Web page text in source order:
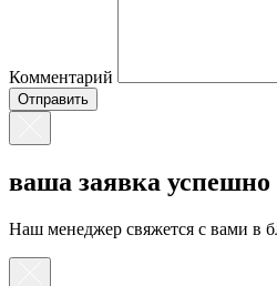
Комментарий
ваша заявка успешно
Наш менеджер свяжется с вами в